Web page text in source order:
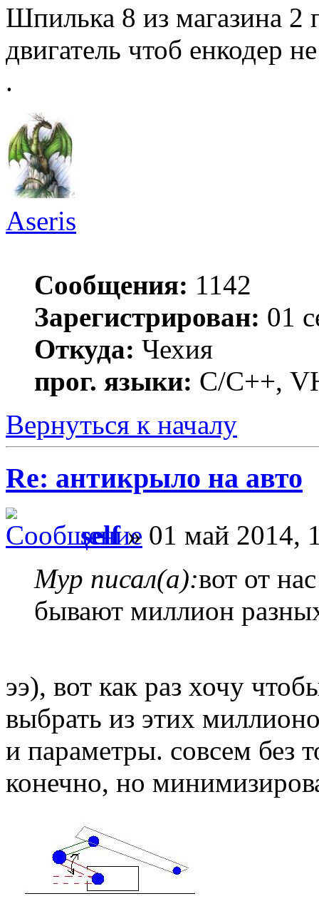
Шпилька 8 из магазина 2
двигатель чтоб енкодер
.
Aseris
Сообщения: 1142
Зарегистрирован: 01
Откуда: Чехия
прог. языки: C/С++,
Вернуться к началу
Re: антикрыло на авто
self» 01 май 2014,
Myp писал(а):вот от
бывают миллион
ээ), вот как раз хочу
выбрать из этих
и параметры. совсем без
конечно, но